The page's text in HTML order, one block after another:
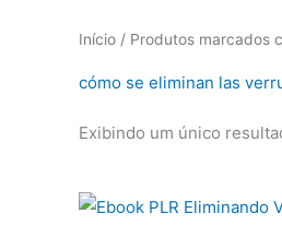
Início / Produtos marcados
cómo se eliminan las
Exibindo um único